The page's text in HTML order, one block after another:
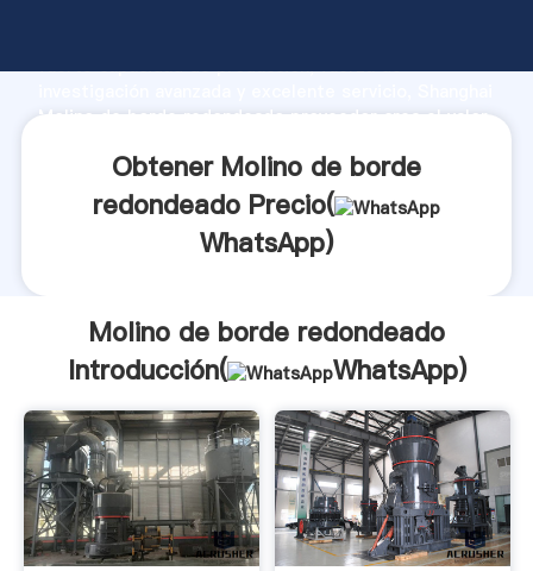
fuerte capacidad de producción, fuerza de
Molino de borde redondeado proveedor crea el valor
Obtener Molino de borde
redondeado Precio(
WhatsApp)
Molino de borde redondeado
Introducción(
WhatsApp)